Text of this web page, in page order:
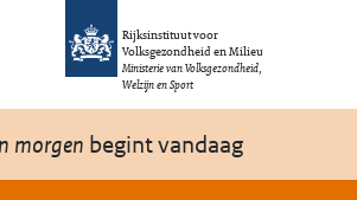
gaan
Rijksinstituut voor
Volksgezondheid en Milieu
Ministerie van Volksgezondheid,
Welzijn en Sport
morgen begint vandaag